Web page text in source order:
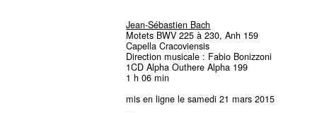
Jean-Sébastien Bach
Motets BWV 225 à 230, Anh 159
Capella Cracoviensis
Direction musicale : Fabio Bonizzoni
1CD Alpha Outhere Alpha 199
1 h 06 min
mis en ligne le samedi 21 mars 2015